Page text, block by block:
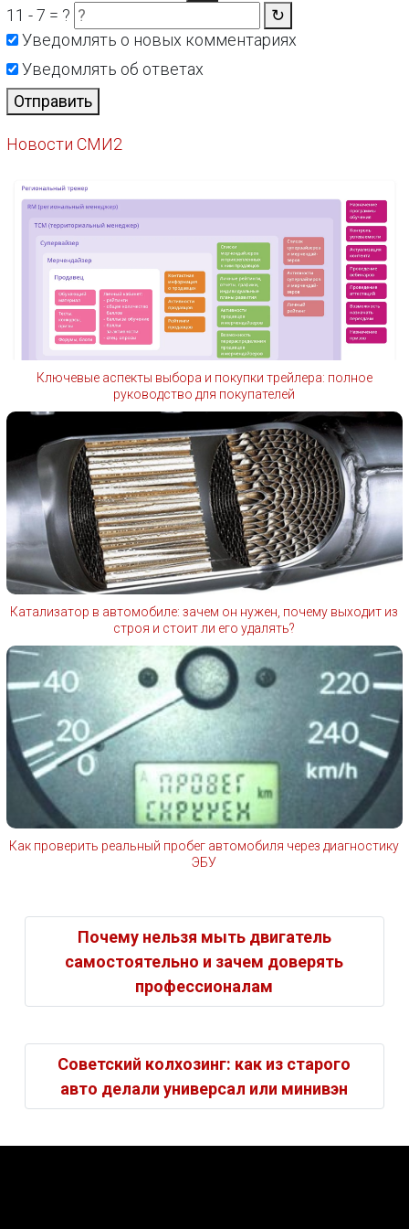
11 - 7 = ?
↻
Уведомлять о новых комментариях
Уведомлять об ответах
Отправить
Новости СМИ2
Ключевые аспекты выбора и покупки трейлера: полное
руководство для покупателей
Катализатор в автомобиле: зачем он нужен, почему выходит из
строя и стоит ли его удалять?
Как проверить реальный пробег автомобиля через диагностику
ЭБУ
Почему нельзя мыть двигатель
самостоятельно и зачем доверять
профессионалам
Советский колхозинг: как из старого
авто делали универсал или минивэн